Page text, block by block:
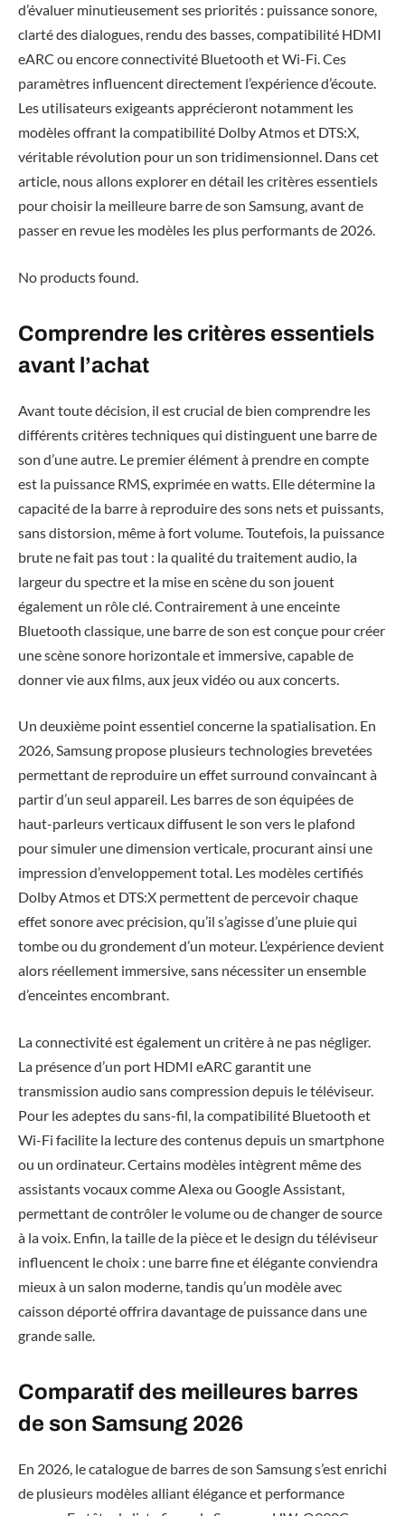
d’évaluer minutieusement ses priorités : puissance sonore,
clarté des dialogues, rendu des basses, compatibilité HDMI
eARC ou encore connectivité Bluetooth et Wi-Fi. Ces
paramètres influencent directement l’expérience d’écoute.
Les utilisateurs exigeants apprécieront notamment les
modèles offrant la compatibilité Dolby Atmos et DTS:X,
véritable révolution pour un son tridimensionnel. Dans cet
article, nous allons explorer en détail les critères essentiels
pour choisir la meilleure barre de son Samsung, avant de
passer en revue les modèles les plus performants de 2026.
No products found.
Comprendre les critères essentiels
avant l’achat
Avant toute décision, il est crucial de bien comprendre les
différents critères techniques qui distinguent une barre de
son d’une autre. Le premier élément à prendre en compte
est la puissance RMS, exprimée en watts. Elle détermine la
capacité de la barre à reproduire des sons nets et puissants,
sans distorsion, même à fort volume. Toutefois, la puissance
brute ne fait pas tout : la qualité du traitement audio, la
largeur du spectre et la mise en scène du son jouent
également un rôle clé. Contrairement à une enceinte
Bluetooth classique, une barre de son est conçue pour créer
une scène sonore horizontale et immersive, capable de
donner vie aux films, aux jeux vidéo ou aux concerts.
Un deuxième point essentiel concerne la spatialisation. En
2026, Samsung propose plusieurs technologies brevetées
permettant de reproduire un effet surround convaincant à
partir d’un seul appareil. Les barres de son équipées de
haut-parleurs verticaux diffusent le son vers le plafond
pour simuler une dimension verticale, procurant ainsi une
impression d’enveloppement total. Les modèles certifiés
Dolby Atmos et DTS:X permettent de percevoir chaque
effet sonore avec précision, qu’il s’agisse d’une pluie qui
tombe ou du grondement d’un moteur. L’expérience devient
alors réellement immersive, sans nécessiter un ensemble
d’enceintes encombrant.
La connectivité est également un critère à ne pas négliger.
La présence d’un port HDMI eARC garantit une
transmission audio sans compression depuis le téléviseur.
Pour les adeptes du sans-fil, la compatibilité Bluetooth et
Wi-Fi facilite la lecture des contenus depuis un smartphone
ou un ordinateur. Certains modèles intègrent même des
assistants vocaux comme Alexa ou Google Assistant,
permettant de contrôler le volume ou de changer de source
à la voix. Enfin, la taille de la pièce et le design du téléviseur
influencent le choix : une barre fine et élégante conviendra
mieux à un salon moderne, tandis qu’un modèle avec
caisson déporté offrira davantage de puissance dans une
grande salle.
Comparatif des meilleures barres
de son Samsung 2026
En 2026, le catalogue de barres de son Samsung s’est enrichi
de plusieurs modèles alliant élégance et performance